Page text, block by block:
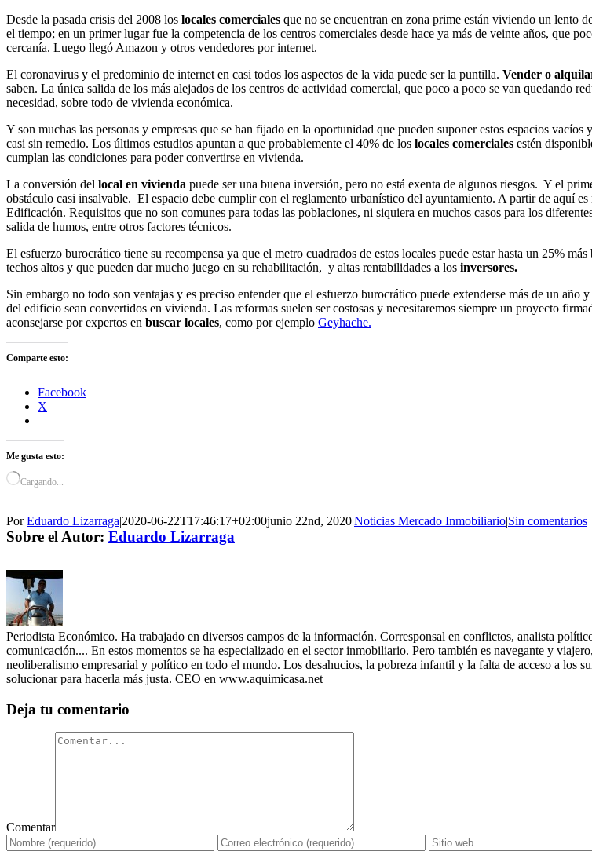
Desde la pasada crisis del 2008 los locales comerciales que no se encuentran en zona prime están viviendo un lento
el tiempo; en un primer lugar fue la competencia de los centros comerciales desde hace ya más de veinte años, que
cercanía. Luego llegó Amazon y otros vendedores por internet.
El coronavirus y el predominio de internet en casi todos los aspectos de la vida puede ser la puntilla. Vender o
saben. La única salida de los más alejados de los centros de actividad comercial, que poco a poco se van quedando
necesidad, sobre todo de vivienda económica.
Y son muchas las personas y empresas que se han fijado en la oportunidad que pueden suponer estos espacios
casi sin remedio. Los últimos estudios apuntan a que probablemente el 40% de los locales comerciales estén
cumplan las condiciones para poder convertirse en vivienda.
La conversión del local en vivienda puede ser una buena inversión, pero no está exenta de algunos riesgos. Y el
obstáculo casi insalvable. El espacio debe cumplir con el reglamento urbanístico del ayuntamiento. A partir de aquí es
Edificación. Requisitos que no son comunes para todas las poblaciones, ni siquiera en muchos casos para los
salida de humos, entre otros factores técnicos.
El esfuerzo burocrático tiene su recompensa ya que el metro cuadrados de estos locales puede estar hasta un 25%
techos altos y que pueden dar mucho juego en su rehabilitación, y altas rentabilidades a los inversores.
Sin embargo no todo son ventajas y es preciso entender que el esfuerzo burocrático puede extenderse más de un año
del edificio sean convertidos en vivienda. Las reformas suelen ser costosas y necesitaremos siempre un proyecto
aconsejarse por expertos en buscar locales, como por ejemplo Geyhache.
Comparte esto:
Facebook
X
Me gusta esto:
Cargando...
PorEduardo Lizarraga|2020-06-22T17:46:17+02:00junio 22nd, 2020|Noticias Mercado Inmobiliario|Sin comentarios
Sobre el Autor: Eduardo Lizarraga
Periodista Económico. Ha trabajado en diversos campos de la información. Corresponsal en conflictos, analista
comunicación.... En estos momentos se ha especializado en el sector inmobiliario. Pero también es navegante y
neoliberalismo empresarial y político en todo el mundo. Los desahucios, la pobreza infantil y la falta de acceso a los
solucionar para hacerla más justa. CEO en www.aquimicasa.net
Deja tu comentario
Comentar